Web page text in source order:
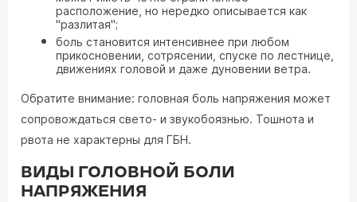
расположение, но нередко описывается как
"разлитая";
боль становится интенсивнее при любом
прикосновении, сотрясении, спуске по лестнице,
движениях головой и даже дуновении ветра.
Обратите внимание: головная боль напряжения может
сопровождаться свето- и звукобоязнью. Тошнота и
рвота не характерны для ГБН.
ВИДЫ ГОЛОВНОЙ БОЛИ
НАПРЯЖЕНИЯ